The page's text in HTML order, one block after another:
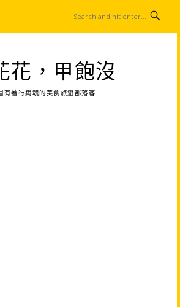
花，甲飽沒
有著行銷魂的美食旅遊部落客